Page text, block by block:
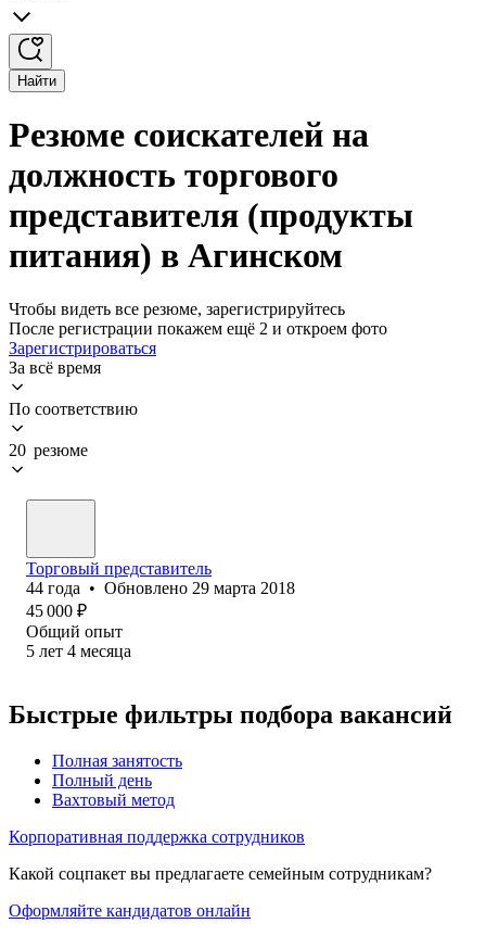
Найти
Резюме соискателей на
должность торгового
представителя (продукты
питания) в Агинском
Чтобы видеть все резюме, зарегистрируйтесь
После регистрации покажем ещё 2 и откроем фото
Зарегистрироваться
За всё время
По соответствию
20 резюме
Торговый представитель
44 года • Обновлено 29 марта 2018
45 000 ₽
Общий опыт
5 лет 4 месяца
Быстрые фильтры подбора вакансий
Полная занятость
Полный день
Вахтовый метод
Корпоративная поддержка сотрудников
Какой соцпакет вы предлагаете семейным сотрудникам?
Оформляйте кандидатов онлайн